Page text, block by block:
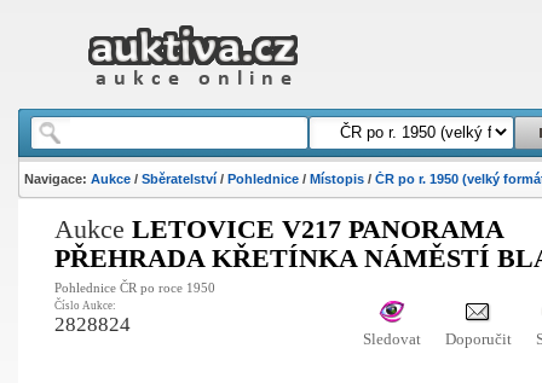
Navigace: Aukce/ Sběratelství/ Pohlednice/ Místopis/ ČR po r. 1950 (velký
Aukce LETOVICE V217 PANORAMA
PŘEHRADA KŘETÍNKA NÁMĚSTÍ
Pohlednice ČR po roce 1950
Číslo Aukce:
2828824
Sledovat Doporučit